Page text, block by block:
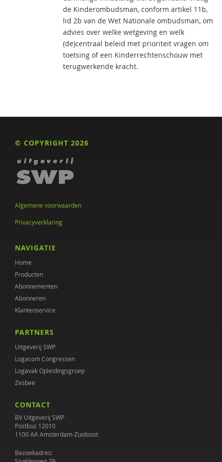
de Kinderombudsman, conform artikel 11b,
lid 2b van de Wet Nationale ombudsman, om
advies over welke wetgeving en welk
(de)centraal beleid met prioriteit vragen om
toetsing of een Kinderrechtenschouw met
terugwerkende kracht.
© COPYRIGHT 2026
Algemene voorwaarden
Privacyverklaring
NAVIGATIE
Home
Producten
Abonnementen
Abonneren
Klantenservice
PARTNERS
Uitgeverij SWP
Logacom Congressen
Logavak Opleidingsgroep
Zesbee
CONTACT
BV Uitgeverij SWP
Postbus 12010
1100 AA Amsterdam-Zuidoost
Bezoekadres: